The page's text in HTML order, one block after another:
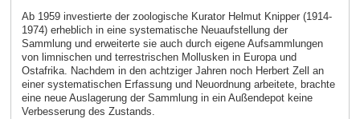
Ab 1959 investierte der zoologische Kurator Helmut Knipper (1914-
1974) erheblich in eine systematische Neuaufstellung der
Sammlung und erweiterte sie auch durch eigene Aufsammlungen
von limnischen und terrestrischen Mollusken in Europa und
Ostafrika. Nachdem in den achtziger Jahren noch Herbert Zell an
einer systematischen Erfassung und Neuordnung arbeitete, brachte
eine neue Auslagerung der Sammlung in ein Außendepot keine
Verbesserung des Zustands.